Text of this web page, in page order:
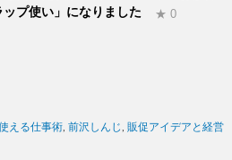
プ使い」になりました
★ 0
える仕事術 前沢しんじ
販促アイデアと経営